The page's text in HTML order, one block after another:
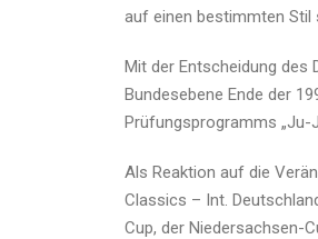
auf einen bestimmten Stil
Mit der Entscheidung des
Bundesebene Ende der
Prüfungsprogramms „Ju-
Als Reaktion auf die
Classics – Int.
Cup, der Niedersachsen-